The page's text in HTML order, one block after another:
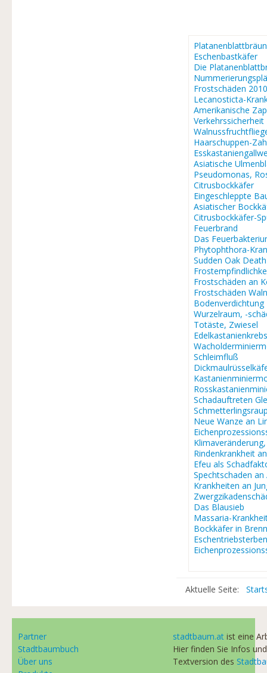
Eschenbastkäfer
Die
Frostschäden 2010
Lecanosticta-
Amerikanische
Verkehrssicherheit
Haarschuppen-
Asiatische
Pseudomonas,
Citrusbockkäfer
Eingeschleppte
Asiatischer
Citrusbockkäfer-
Feuerbrand
Das
Phytophthora-
Sudden Oak Death
Frostschäden an
Frostschäden
Bodenverdichtung
Wurzelraum, -
Totäste, Zwiesel
Edelkastanienkrebs
Schleimfluß
Schadauftreten
Neue Wanze an
Rindenkrankheit
Efeu als
Spechtschaden an
Krankheiten an
Das Blausieb
Massaria-
Bockkäfer in
Eschentriebsterben
Aktuelle Seite:
Partner
Stadtbaumbuch
Über uns
stadtbaum.at ist eine
Hier finden Sie Infos
Textversion des